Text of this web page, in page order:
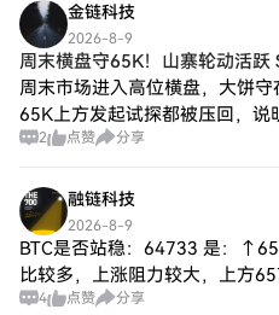
金链科技
2026-8-9
周末横盘守65K！山寨轮动活跃
周末市场进入高位横盘，大饼
65K上方发起试探都被压回，说
BTC 现报 64814，24小时微跌
2 点赞 分享
融链科技
2026-8-9
BTC是否站稳：64733 是：
比较多，上涨阻力较大，上方
动性，应该会先向下猎杀多头后
4 点赞 分享